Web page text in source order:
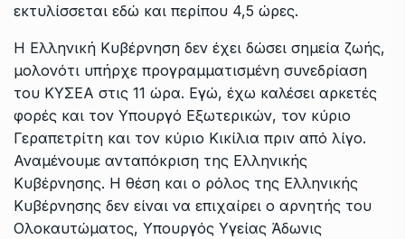
εκτυλίσσεται εδώ και περίπου 4,5 ώρες.
Η Ελληνική Κυβέρνηση δεν έχει δώσει σημεία ζωής,
μολονότι υπήρχε προγραμματισμένη συνεδρίαση
του ΚΥΣΕΑ στις 11 ώρα. Εγώ, έχω καλέσει αρκετές
φορές και τον Υπουργό Εξωτερικών, τον κύριο
Γεραπετρίτη και τον κύριο Κικίλια πριν από λίγο.
Αναμένουμε ανταπόκριση της Ελληνικής
Κυβέρνησης. Η θέση και ο ρόλος της Ελληνικής
Κυβέρνησης δεν είναι να επιχαίρει ο αρνητής του
Ολοκαυτώματος, Υπουργός Υγείας Άδωνις